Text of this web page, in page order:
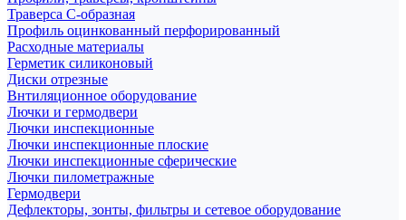
Траверса С-образная
Профиль оцинкованный перфорированный
Расходные материалы
Герметик силиконовый
Диски отрезные
Внтиляционное оборудование
Лючки и гермодвери
Лючки инспекционные
Лючки инспекционные плоские
Лючки инспекционные сферические
Лючки пилометражные
Гермодвери
Дефлекторы, зонты, фильтры и сетевое оборудование